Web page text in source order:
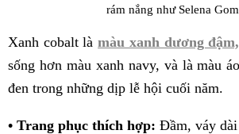
rám nắng như Selena
Xanh cobalt làmàu xanh dương đậm,
sống hơn màu xanh navy, và là màu
đen trong những dịp lễ hội cuối năm.
• Trang phục thích hợp: Đầm, váy dài